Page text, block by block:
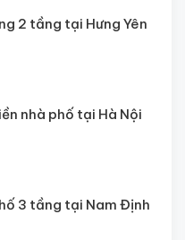
2 tầng tại Hưng Yên
nhà phố tại Hà Nội
3 tầng tại Nam Định